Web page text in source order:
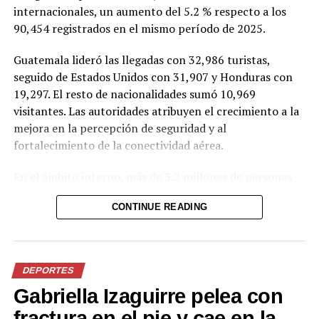
internacional y suma 1.7
millones de visitantes hasta
abril
En «Principal»
impulsar el sector turístico
en el oriente del país
24 febrero, 2024
En «Principal»
RELATED TOPICS:
“No, no todas las opiniones son respetables”- Lisandro
Prieto Femenía
internacionales, un aumento del 5.2 % respecto a los
90,454 registrados en el mismo período de 2025.
Guatemala lideró las llegadas con 32,986 turistas,
seguido de Estados Unidos con 31,907 y Honduras con
19,297. El resto de nacionalidades sumó 10,969
visitantes. Las autoridades atribuyen el crecimiento a la
mejora en la percepción de seguridad y al
fortalecimiento de la conectividad aérea.
visitaron sitios turísticos, culturales y naturales, un
incremento del 13.8 % frente a los 2.8 millones del año
la Alcaldía de San Salvador, concentró 1.4 millones de
asistentes, mientras que el Centro Histórico de la
capital recibió 1.07 millones de visitas.
Otros espacios también registraron cifras destacadas:
CONTINUE READING
DEPORTES
Gabriella Izaguirre pelea con